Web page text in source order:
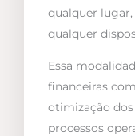
qualquer
qualquer
Essa
financeiras
otimização
processos